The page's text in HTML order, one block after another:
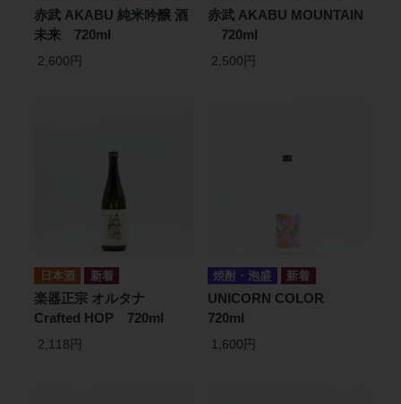
赤武 AKABU 純米吟醸 酒
未来 720ml
2,600円
赤武 AKABU MOUNTAIN
720ml
2,500円
日本酒
楽器正宗 オルタナ
Crafted HOP 720ml
2,118円
焼酎・泡盛
UNICORN COLOR
720ml
1,600円